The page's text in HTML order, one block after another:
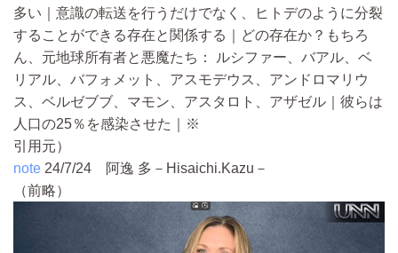
多い｜意識の転送を行うだけでなく、ヒトデのように分裂
することができる存在と関係する｜どの存在か？もちろ
ん、元地球所有者と悪魔たち： ルシファー、バアル、ベ
リアル、バフォメット、アスモデウス、アンドロマリウ
ス、ベルゼブブ、マモン、アスタロト、アザゼル｜彼らは
人口の25％を感染させた｜※
引用元）
note 24/7/24 阿逸 多－Hisaichi.Kazu－
（前略）